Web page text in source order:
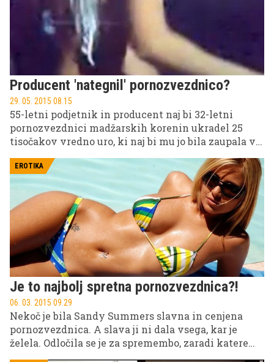
Producent 'nategnil' pornozvezdnico?
29. 05. 2015 08.15
55-letni podjetnik in producent naj bi 32-letni
pornozvezdnici madžarskih korenin ukradel 25
tisočakov vredno uro, ki naj bi mu jo bila zaupala v
EROTIKA
Je to najbolj spretna pornozvezdnica?!
06. 03. 2015 09.29
Nekoč je bila Sandy Summers slavna in cenjena
pornozvezdnica. A slava ji ni dala vsega, kar je
želela. Odločila se je za spremembo, zaradi katere